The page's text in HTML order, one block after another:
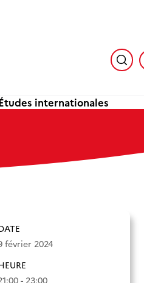
internationales
février 2024
- 23:00